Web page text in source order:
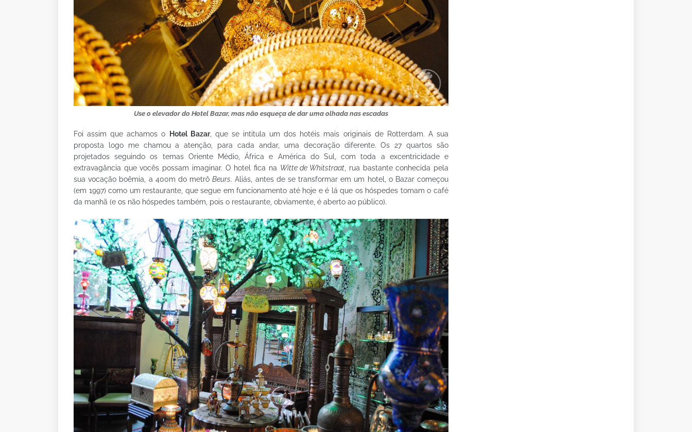
Use o elevador do Hotel Bazar, mas não esqueça de dar uma olhada nas escadas
Foi assim que achamos o Hotel Bazar, que se intitula um dos hotéis mais originais de Rotterdam. A sua
proposta logo me chamou a atenção, para cada andar, uma decoração diferente. Os 27 quartos são
projetados seguindo os temas Oriente Médio, África e América do Sul, com toda a excentricidade e
extravagância que vocês possam imaginar. O hotel fica na Witte de Whitstraat , rua bastante conhecida pela
sua vocação boêmia, a 400m do metrôBeurs. Aliás, antes de se transformar em um hotel, o Bazar começou
(em 1997) como um restaurante, que segue em funcionamento até hoje e é lá que os hóspedes tomam o café
da manhã (e os não hóspedes também, pois o restaurante, obviamente, é aberto ao público).